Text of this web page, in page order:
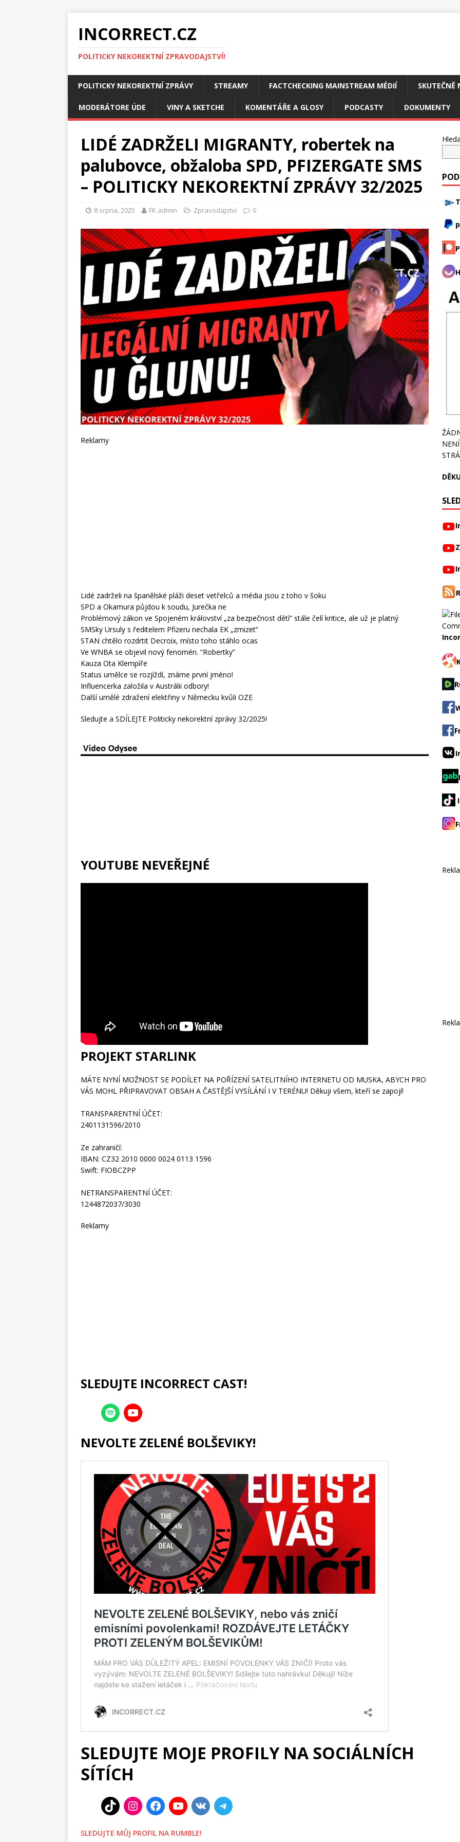
INCORRECT.CZ
POLITICKY NEKOREKTNÍ ZPRAVODAJSTVÍ!
POLITICKY NEKOREKTNÍ ZPRÁVY STREAMY FACTCHECKING MAINSTREAM MÉDIÍ SKUTEČNĚ
MODERÁTORE ÚDE VINY A SKETCHE KOMENTÁŘE A GLOSY PODCASTY DOKUMENTY
LIDÉ ZADRŽELI MIGRANTY, robertek na
palubovce, obžaloba SPD, PFIZERGATE SMS
– POLITICKY NEKOREKTNÍ ZPRÁVY 32/2025
8 srpna, 2025 FK admin Zpravodajství 0
Reklamy
Lidé zadrželi na španělské pláži deset vetřelců a média jsou z toho v šoku
SPD a Okamura půjdou k soudu, Jurečka ne
Problémový zákon ve Spojeném království „za bezpečnost dětí“ stále čelí kritice, ale už je platný
SMSky Ursuly s ředitelem Pfizeru nechala EK „zmizet“
STAN chtělo rozdrtit Decroix, místo toho stáhlo ocas
Ve WNBA se objevil nový fenomén. “Robertky”
Kauza Ota Klempíře
Status umělce se rozjíždí, známe první jméno!
Influencerka založila v Austrálii odbory!
Další umělé zdražení elektřiny v Německu kvůli OZE
Sledujte a SDÍLEJTE Politicky nekorektní zprávy 32/2025!
YOUTUBE NEVEŘEJNÉ
PROJEKT STARLINK
MÁTE NYNÍ MOŽNOST SE PODÍLET NA POŘÍZENÍ SATELITNÍHO INTERNETU OD MUSKA, ABYCH PRO
VÁS MOHL PŘIPRAVOVAT OBSAH A ČASTĚJŠÍ VYSÍLÁNÍ I V TERÉNU! Děkuji všem, kteří se zapojí!
TRANSPARENTNÍ ÚČET:
2401131596/2010
Ze zahraničí:
IBAN: CZ32 2010 0000 0024 0113 1596
Swift: FIOBCZPP
NETRANSPARENTNÍ ÚČET:
1244872037/3030
Reklamy
SLEDUJTE INCORRECT CAST!
NEVOLTE ZELENÉ BOLŠEVIKY!
SLEDUJTE MOJE PROFILY NA SOCIÁLNÍCH
SÍTÍCH
SLEDUJTE MŮJ PROFIL NA RUMBLE!